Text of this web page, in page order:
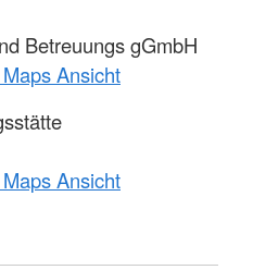
Betreuungs gGmbH
Ansicht
Ansicht